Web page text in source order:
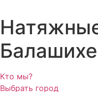
Балашихе
Кто мы?
Выбрать город